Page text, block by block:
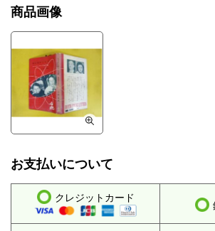
商品画像
お支払いについて
クレジットカード